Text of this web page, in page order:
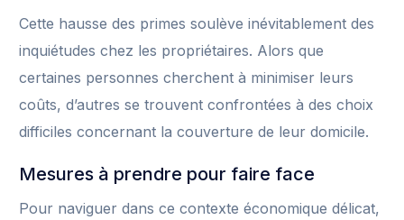
Cette hausse des primes soulève inévitablement des
inquiétudes chez les propriétaires. Alors que
certaines personnes cherchent à minimiser leurs
coûts, d’autres se trouvent confrontées à des choix
difficiles concernant la couverture de leur domicile.
Mesures à prendre pour faire face
Pour naviguer dans ce contexte économique délicat,